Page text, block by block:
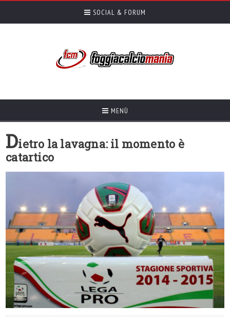
SOCIAL & FORUM
MENÙ
Dietro la lavagna: il momento è
catartico